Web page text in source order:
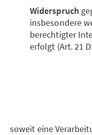
Widerspruch
insbesondere
berechtigter
erfolgt (Art. 21
soweit eine